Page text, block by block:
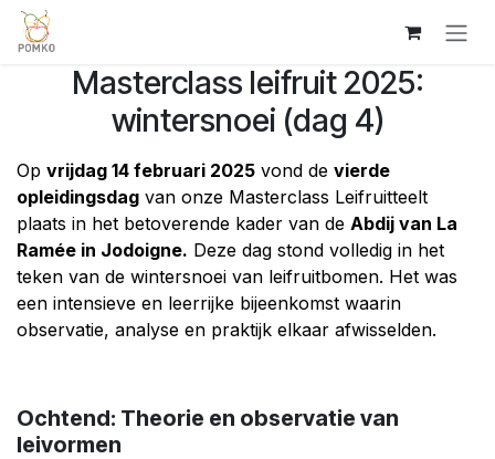
Overslaan naar inhoud
Masterclass leifruit 2025:
wintersnoei (dag 4)
Op vrijdag 14 februari 2025 vond de vierde
opleidingsdag van onze Masterclass Leifruitteelt
plaats in het betoverende kader van de Abdij van La
Ramée in Jodoigne. Deze dag stond volledig in het
teken van de wintersnoei van leifruitbomen. Het was
een intensieve en leerrijke bijeenkomst waarin
observatie, analyse en praktijk elkaar afwisselden.
Ochtend: Theorie en observatie van
leivormen